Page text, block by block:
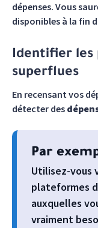
dépenses. Vous
disponibles à la fin
Identifier les
superflues
En recensant vos
détecter des
Par
Utilisez-vous
plateformes
auxquelles
vraiment